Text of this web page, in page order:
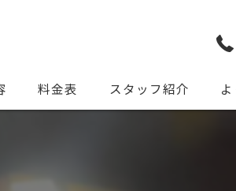
料金表 スタッフ紹介